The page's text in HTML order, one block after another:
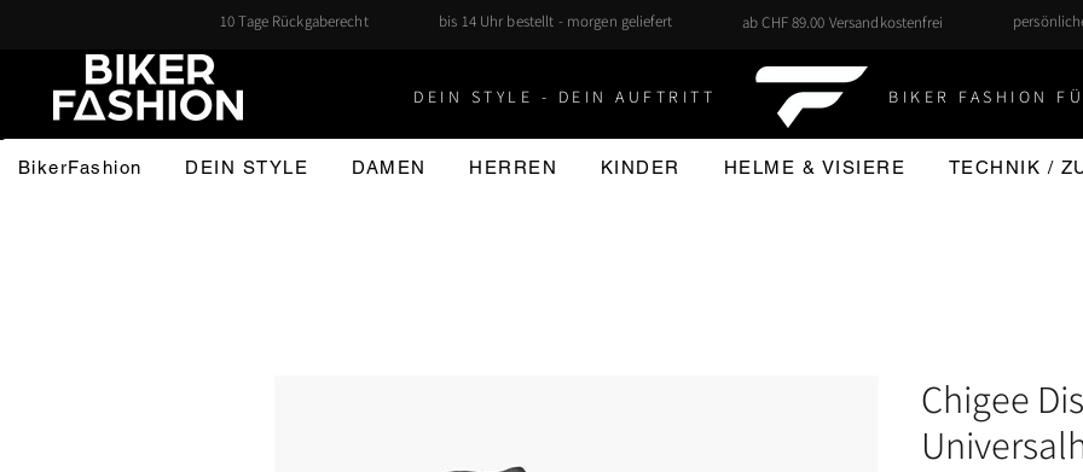
10 Tage Rückgaberecht bis 14 Uhr bestellt - morgen geliefert ab CHF 89.00 Versandkostenfrei
DEIN STYLE - DEIN AUFTRITT BIKER FASHION
BikerFashion DEIN STYLE DAMEN HERREN KINDER HELME & VISIERE TECHNIK /
Chigee